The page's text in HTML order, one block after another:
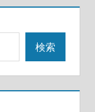
検索